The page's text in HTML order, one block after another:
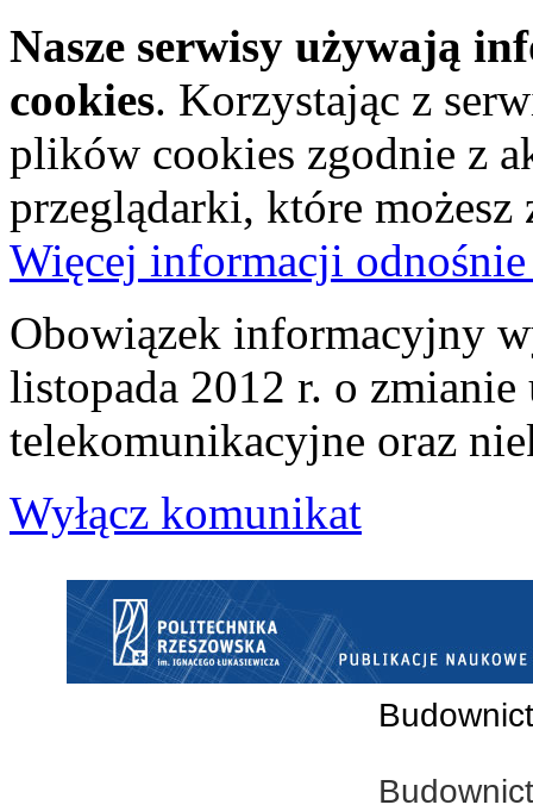
Nasze serwisy używają
cookies. Korzystając z
plików cookies zgodnie z
przeglądarki, które
Więcej informacji
Obowiązek informacyjny
listopada 2012 r. o zmianie
telekomunikacyjne oraz
Wyłącz komunikat